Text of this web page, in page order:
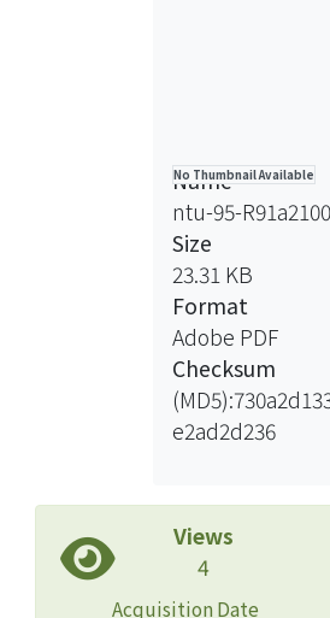
No Thumbnail Available
Name
ntu-95-
Size
23.31 KB
Format
Adobe PDF
Checksum
e2ad2d236
Views
4
Acquisition Date